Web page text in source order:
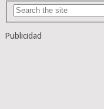
Publicidad